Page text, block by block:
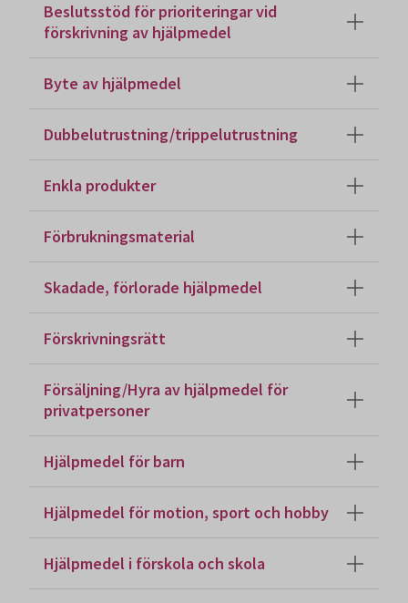
Beslutsstöd för prioriteringar vid
förskrivning av hjälpmedel
Byte av hjälpmedel
Dubbelutrustning/trippelutrustning
Enkla produkter
Förbrukningsmaterial
Skadade, förlorade hjälpmedel
Förskrivningsrätt
Försäljning/Hyra av hjälpmedel för
privatpersoner
Hjälpmedel för barn
Hjälpmedel för motion, sport och hobby
Hjälpmedel i förskola och skola